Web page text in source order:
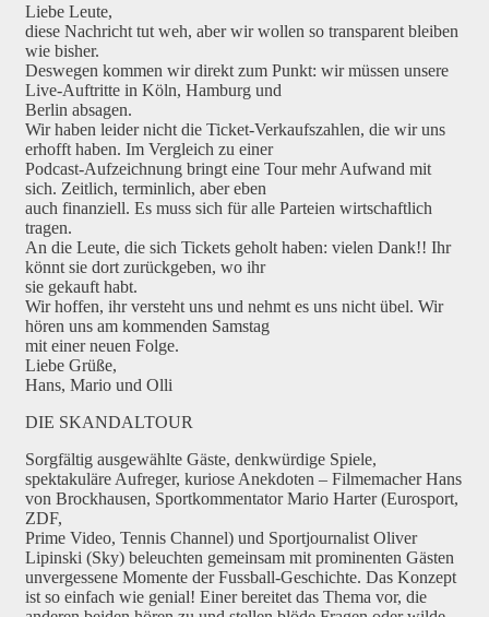
Liebe Leute,
diese Nachricht tut weh, aber wir wollen so transparent bleiben
wie bisher.
Deswegen kommen wir direkt zum Punkt: wir müssen unsere
Live-Auftritte in Köln, Hamburg und
Berlin absagen.
Wir haben leider nicht die Ticket-Verkaufszahlen, die wir uns
erhofft haben. Im Vergleich zu einer
Podcast-Aufzeichnung bringt eine Tour mehr Aufwand mit
sich. Zeitlich, terminlich, aber eben
auch finanziell. Es muss sich für alle Parteien wirtschaftlich
tragen.
An die Leute, die sich Tickets geholt haben: vielen Dank!! Ihr
könnt sie dort zurückgeben, wo ihr
sie gekauft habt.
Wir hoffen, ihr versteht uns und nehmt es uns nicht übel. Wir
hören uns am kommenden Samstag
mit einer neuen Folge.
Liebe Grüße,
Hans, Mario und Olli
DIE SKANDALTOUR
Sorgfältig ausgewählte Gäste, denkwürdige Spiele,
spektakuläre Aufreger, kuriose Anekdoten – Filmemacher Hans
von Brockhausen, Sportkommentator Mario Harter (Eurosport,
ZDF,
Prime Video, Tennis Channel) und Sportjournalist Oliver
Lipinski (Sky) beleuchten gemeinsam mit prominenten Gästen
unvergessene Momente der Fussball-Geschichte. Das Konzept
ist so einfach wie genial! Einer bereitet das Thema vor, die